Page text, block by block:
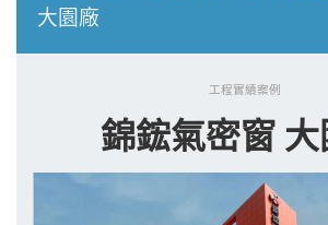
大園廠
工程實績案例
錦鋐氣密窗